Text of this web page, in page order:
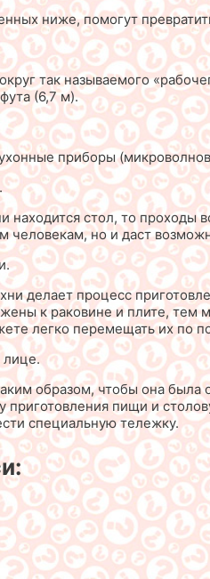
ниже, помогут
так называемого
(6,7 м).
приборы
находится стол, то проходы
человекам, но и даст
делает процесс
к раковине и плите, тем
легко перемещать их по
лице.
образом, чтобы она была
приготовления пищи и
специальную тележку.